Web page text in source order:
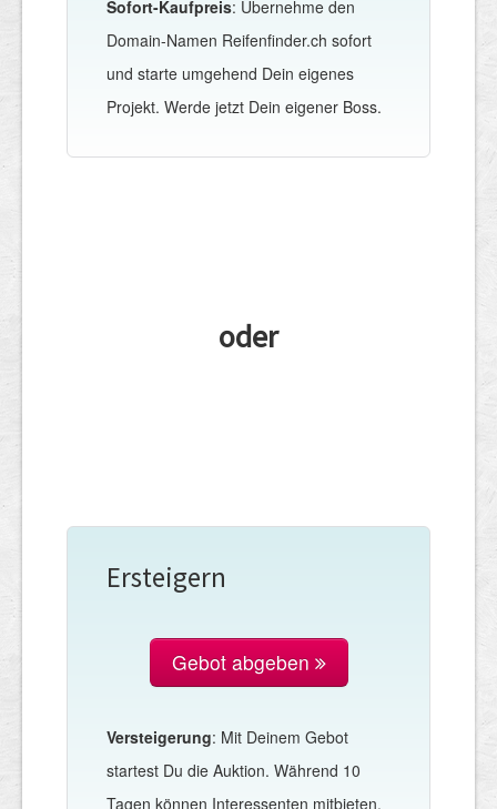
Sofort-Kaufpreis: Übernehme den
Domain-Namen Reifenfinder.ch sofort
und starte umgehend Dein eigenes
Projekt. Werde jetzt Dein eigener Boss.
oder
Ersteigern
Gebot abgeben
Versteigerung: Mit Deinem Gebot
startest Du die Auktion. Während 10
Tagen können Interessenten mitbieten.